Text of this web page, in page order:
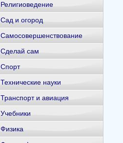
Религиоведение
Сад и огород
Самосовершенствование
Сделай сам
Спорт
Технические науки
Транспорт и авиация
Учебники
Физика